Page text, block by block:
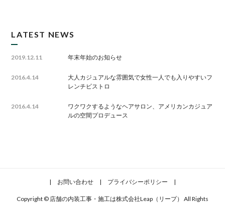
LATEST NEWS
2019.12.11 年末年始のお知らせ
2016.4.14
大人カジュアルな雰囲気で女性一人でも入りやすいフ
レンチビストロ
2016.4.14
ワクワクするようなヘアサロン、アメリカンカジュア
ルの空間プロデュース
| お問い合わせ | プライバシーポリシー |
Copyright © 店舗の内装工事・施工は株式会社Leap（リープ） All Rights